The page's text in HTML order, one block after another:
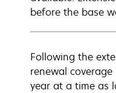
before the base
Following the
renewal
year at a time as